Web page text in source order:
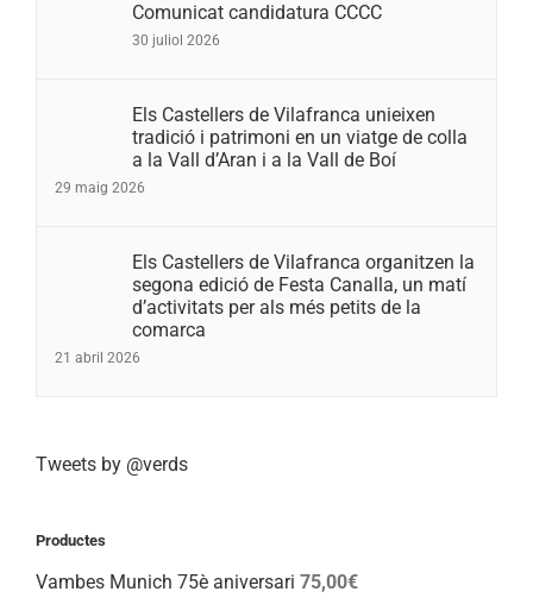
Comunicat candidatura CCCC
30 juliol 2026
Els Castellers de Vilafranca unieixen
tradició i patrimoni en un viatge de colla
a la Vall d’Aran i a la Vall de Boí
29 maig 2026
Els Castellers de Vilafranca organitzen la
segona edició de Festa Canalla, un matí
d’activitats per als més petits de la
comarca
21 abril 2026
Tweets by @verds
Productes
Vambes Munich 75è aniversari 75,00€